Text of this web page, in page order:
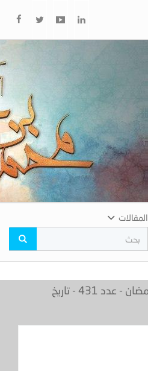
المقالات
كيف تأكل إفطارك في رمضان - عدد 431 - تاريخ